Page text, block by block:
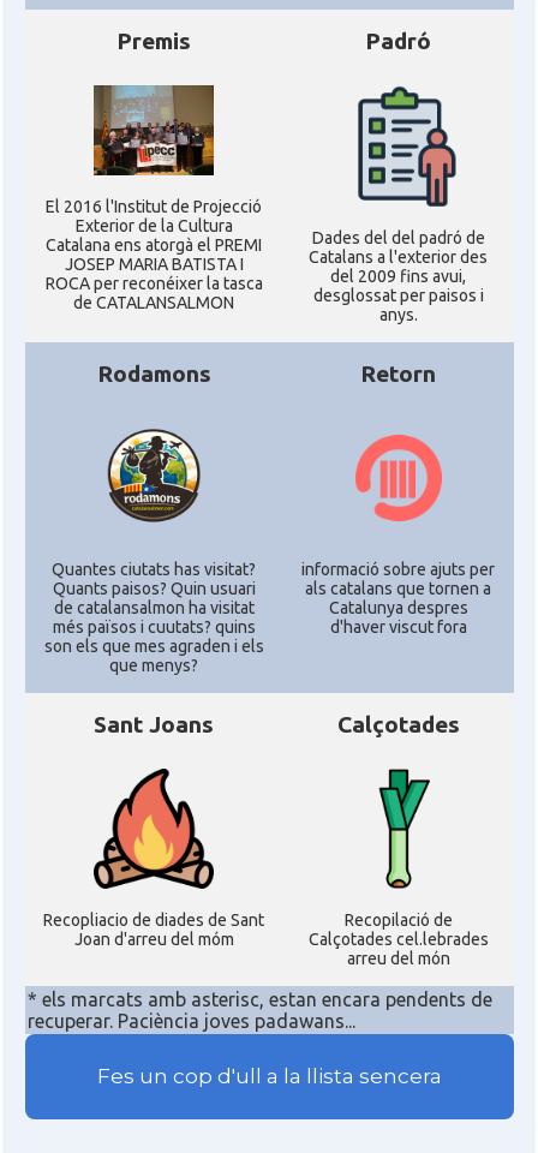
Acció Acció a New York
Acció ACCIÓ a Silicon Valley
Acció Acció a Washington DC
Acció ACCIÓ Miami
Delegació del Govern als Estats
Units i Canadà (New York)
Units i Canadà (Washington)
Consolat Consolat general a Boston
Consolat Consolat general a Chicago
Consolat Consolat general a Houston
Consolat Consolat general a Miami
Consolat Consolat general a New York City
Consolat Consolat general a San Francisco
Consolat Consolat general a Washington
Ambaixada
d'Amèrica
* + ambaixades i consolats
Premis
El 2016 l'Institut de Projecció
Exterior de la Cultura
Catalana ens atorgà el PREMI
JOSEP MARIA BATISTA I
ROCA per reconéixer la tasca
de CATALANSALMON
Padró
Dades del del padró de
Catalans a l'exterior des
del 2009 fins avui,
desglossat per paisos i
anys.
Rodamons
Quantes ciutats has visitat?
Quants paisos? Quin usuari
de catalansalmon ha visitat
més països i cuutats? quins
son els que mes agraden i els
que menys?
Retorn
informació sobre ajuts per
als catalans que tornen a
Catalunya despres
d'haver viscut fora
Sant Joans
Recopliacio de diades de Sant
Joan d'arreu del móm
Calçotades
Recopilació de
Calçotades cel.lebrades
arreu del món
* els marcats amb asterisc, estan encara pendents de
recuperar. Paciència joves padawans...
Fes un cop d'ull a la llista sencera